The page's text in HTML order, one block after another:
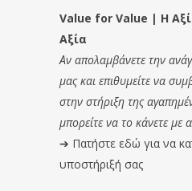
Value for Value | Η
Αξία
Αν απολαμβάνετε την
μας και επιθυμείτε να
στην στήριξη της
μπορείτε να το κάνετε με
➔ Πατήστε εδώ για να
υποστήριξή σας